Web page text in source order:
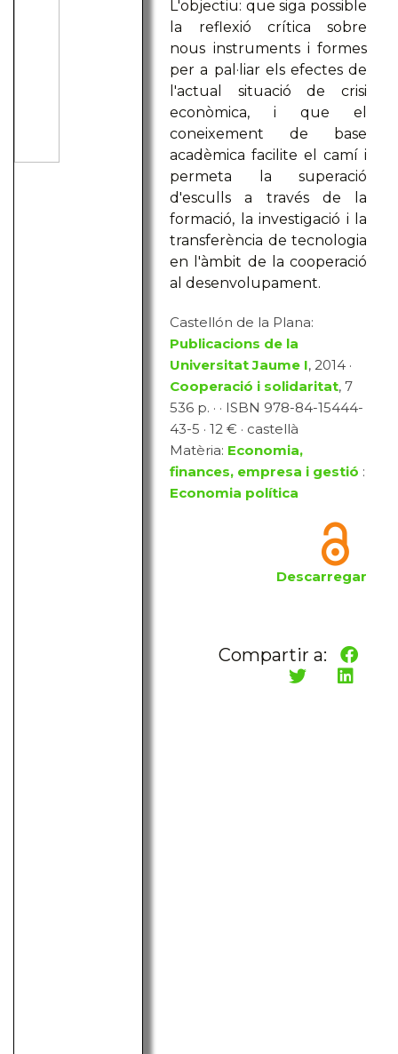
L'objectiu: que siga possible
la reflexió crítica sobre
nous instruments i formes
per a pal·liar els efectes de
l'actual situació de crisi
econòmica, i que el
coneixement de base
acadèmica facilite el camí i
permeta la superació
d'esculls a través de la
formació, la investigació i la
transferència de tecnologia
en l'àmbit de la cooperació
al desenvolupament.
Castellón de la Plana:
Publicacions de la
Universitat Jaume I, 2014 ·
Cooperació i solidaritat, 7
536 p. · · ISBN 978-84-15444-
43-5 · 12 € · castellà
Matèria: Economia,
finances, empresa i gestió :
Economia política
Descarregar
Compartir a: